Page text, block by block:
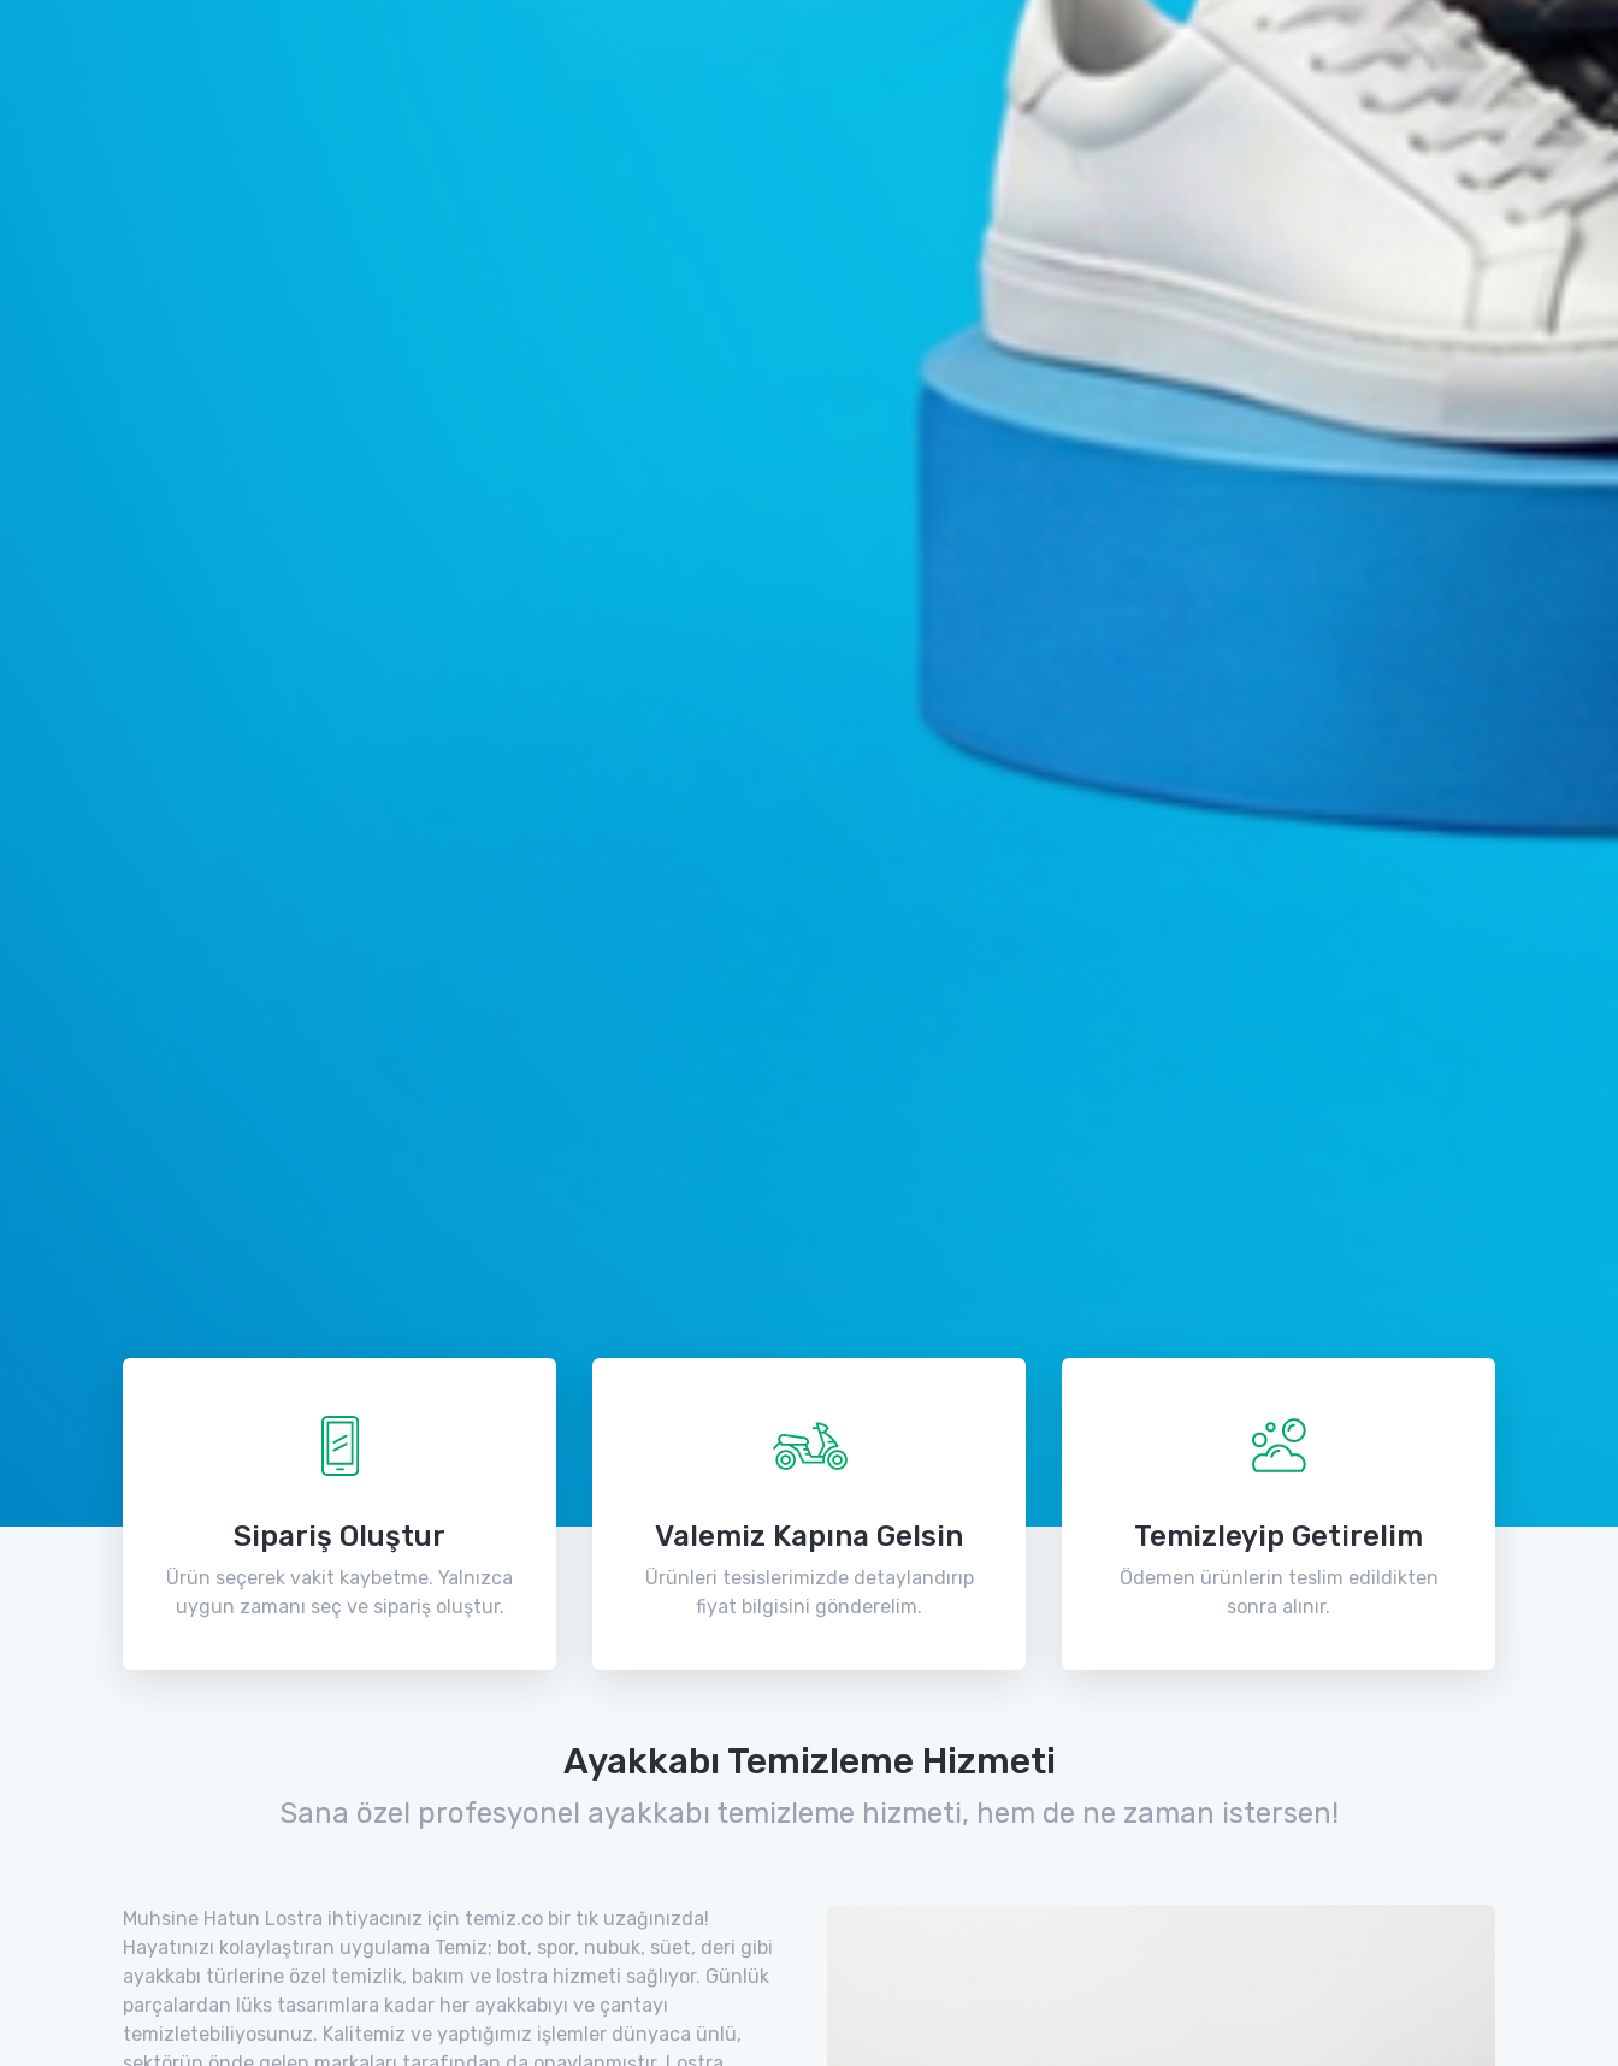
Sipariş Oluştur
Ürün seçerek vakit kaybetme. Yalnızca
uygun zamanı seç ve sipariş oluştur.
Valemiz Kapına Gelsin
Ürünleri tesislerimizde detaylandırıp
fiyat bilgisini gönderelim.
Temizleyip Getirelim
Ödemen ürünlerin teslim edildikten
sonra alınır.
Ayakkabı Temizleme Hizmeti
Sana özel profesyonel ayakkabı temizleme hizmeti, hem de ne zaman istersen!
Muhsine Hatun Lostra ihtiyacınız için temiz.co bir tık uzağınızda!
Hayatınızı kolaylaştıran uygulama Temiz; bot, spor, nubuk, süet, deri gibi
ayakkabı türlerine özel temizlik, bakım ve lostra hizmeti sağlıyor. Günlük
parçalardan lüks tasarımlara kadar her ayakkabıyı ve çantayı
temizletebiliyosunuz. Kalitemiz ve yaptığımız işlemler dünyaca ünlü,